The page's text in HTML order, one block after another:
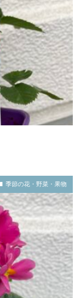
季節の花・野菜・果物